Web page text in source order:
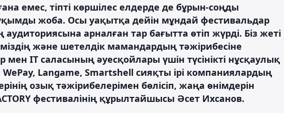
емес, тіпті көршілес елдерде де бұрын-соңды
жоба. Осы уақытқа дейін мұндай фестивальдар
арналған тар бағытта өтіп жүрді. Біз жеті
және шетелдік мамандардың тәжірибесіне
мен IT саласының әуесқойлары үшін түсінікті нұсқаулық
WePay, Langame, Smartshell сияқты ірі компаниялардың
озық тәжірибелерімен бөлісіп, жаңа өнімдерін
фестивалінің құрылтайшысы Әсет Ихсанов.